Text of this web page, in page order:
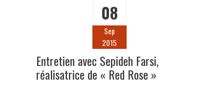
08
Sep
2015
Entretien avec Sepideh Farsi,
réalisatrice de « Red Rose »